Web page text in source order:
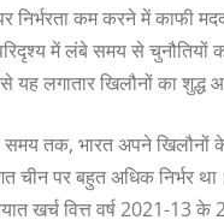
निर्भरता कम करने में काफी
में लंबे समय से चुनौतियों
यह लगातार खिलौनों का शुद्ध
तक, भारत अपने खिलौनों
चीन पर बहुत अधिक निर्भर
खर्च वित्त वर्ष 2021-13 के